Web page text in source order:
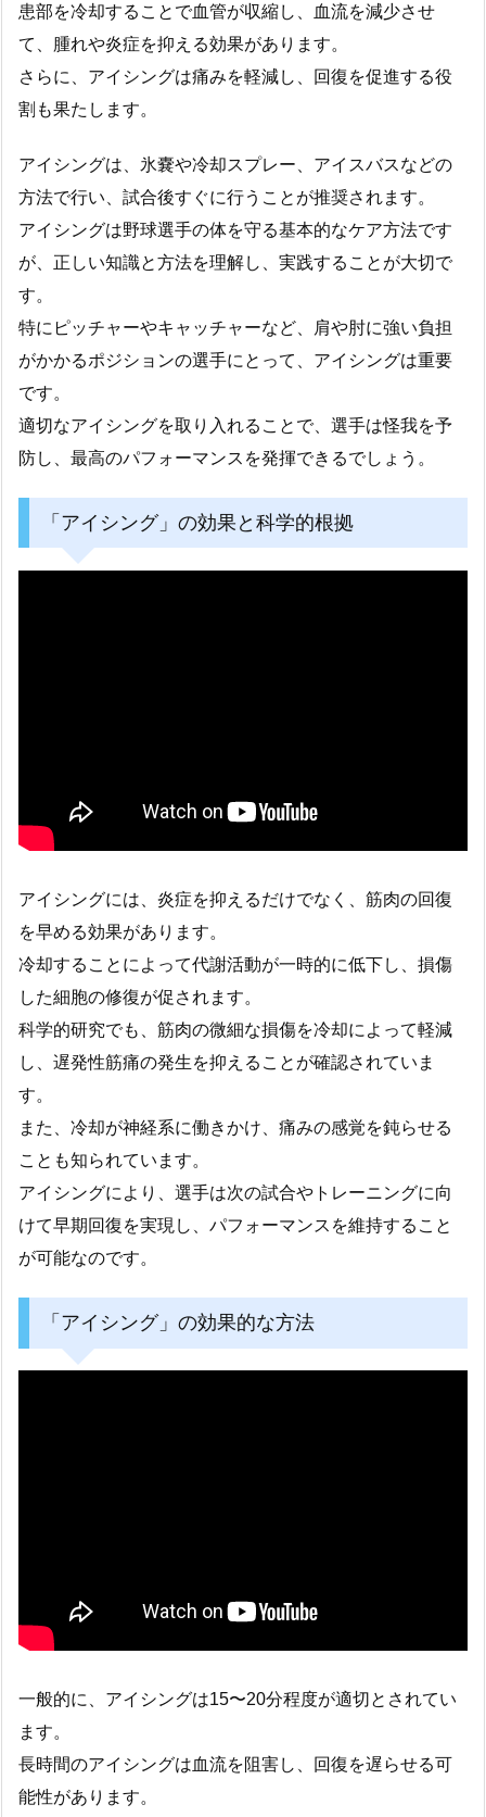
患部を冷却することで血管が収縮し、血流を減少させ
て、腫れや炎症を抑える効果があります。
さらに、アイシングは痛みを軽減し、回復を促進する役
割も果たします。
アイシングは、氷嚢や冷却スプレー、アイスバスなどの
方法で行い、試合後すぐに行うことが推奨されます。
アイシングは野球選手の体を守る基本的なケア方法です
が、正しい知識と方法を理解し、実践することが大切で
す。
特にピッチャーやキャッチャーなど、肩や肘に強い負担
がかかるポジションの選手にとって、アイシングは重要
です。
適切なアイシングを取り入れることで、選手は怪我を予
防し、最高のパフォーマンスを発揮できるでしょう。
「アイシング」の効果と科学的根拠
アイシングには、炎症を抑えるだけでなく、筋肉の回復
を早める効果があります。
冷却することによって代謝活動が一時的に低下し、損傷
した細胞の修復が促されます。
科学的研究でも、筋肉の微細な損傷を冷却によって軽減
し、遅発性筋痛の発生を抑えることが確認されていま
す。
また、冷却が神経系に働きかけ、痛みの感覚を鈍らせる
ことも知られています。
アイシングにより、選手は次の試合やトレーニングに向
けて早期回復を実現し、パフォーマンスを維持すること
が可能なのです。
「アイシング」の効果的な方法
一般的に、アイシングは15〜20分程度が適切とされてい
ます。
長時間のアイシングは血流を阻害し、回復を遅らせる可
能性があります。